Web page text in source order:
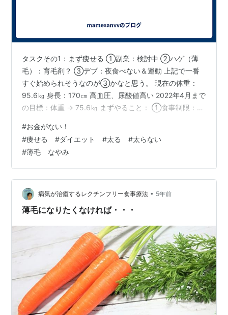
タスクその1：まず痩せる ①副業：検討中 ②ハゲ（薄
毛）：育毛剤？ ③デブ：夜食べない＆運動 上記で一番
すぐ始められそうなのが③かなと思う。 現在の体重：
95.6㎏ 身長：170㎝ 高血圧、尿酸値高い 2022年4月まで
の目標：体重 → 75.6㎏ まずやること： ①食事制限：18
も食べるの好きだから朝昼は好きなのを食べます。 ②筋
トレ：メニュー考慮中 ③有酸素運動：メニュー考慮中
のんきなのかもしれないけどできることから始めていき
ます！
#お金がない！
#痩せる #ダイエット #太る #太らない
#薄毛 なやみ
病気が治癒するレクチンフリー食事療法 • 5年前
薄毛になりたくなければ・・・